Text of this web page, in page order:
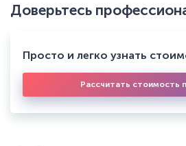
Доверьтесь
Просто и легко узнать
Рассчитать стоимость